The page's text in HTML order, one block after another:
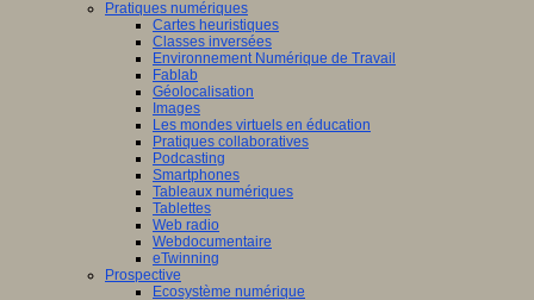
Pratiques numériques
Cartes heuristiques
Classes inversées
Environnement Numérique de Travail
Fablab
Géolocalisation
Images
Les mondes virtuels en éducation
Pratiques collaboratives
Podcasting
Smartphones
Tableaux numériques
Tablettes
Web radio
Webdocumentaire
eTwinning
Prospective
Ecosystème numérique